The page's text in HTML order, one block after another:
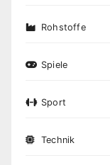
Rohstoffe
Spiele
Sport
Technik